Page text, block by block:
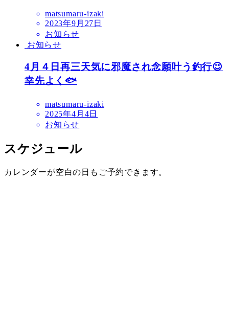
matsumaru-izaki
2023年9月27日
お知らせ
お知らせ
4月４日再三天気に邪魔され念願叶う釣行😉
幸先よく🐟
matsumaru-izaki
2025年4月4日
お知らせ
スケジュール
カレンダーが空白の日もご予約できます。